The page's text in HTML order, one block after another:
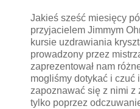
Jakieś sześć miesięcy
przyjacielem Jimmym
kursie uzdrawiania
prowadzony przez
zaprezentował nam
mogliśmy dotykać i czuć
zapoznawać się z nimi z
tylko poprzez